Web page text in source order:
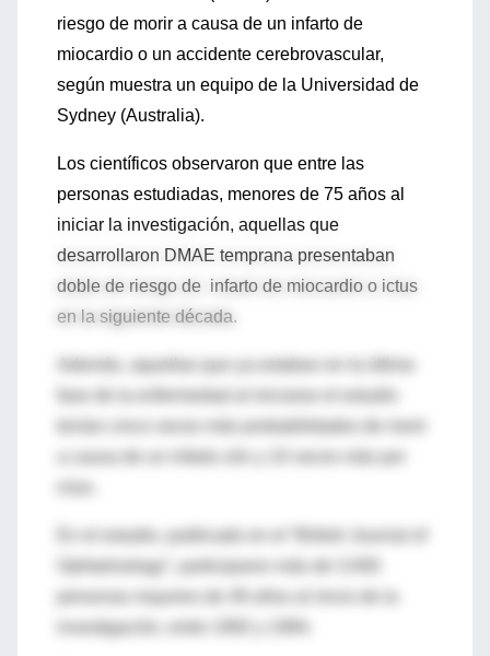
riesgo de morir a causa de un infarto de
miocardio o un accidente cerebrovascular,
según muestra un equipo de la Universidad de
Sydney (Australia).
Los científicos observaron que entre las
personas estudiadas, menores de 75 años al
iniciar la investigación, aquellas que
desarrollaron DMAE temprana presentaban
doble de riesgo de infarto de miocardio o ictus
en la siguiente década.
Además, aquellas que ya estaban en la última
Ophtalmology”, participaron más de 3.000
personas mayores de 49 años al inicio de la
investigación, entre 1992 y 1994.